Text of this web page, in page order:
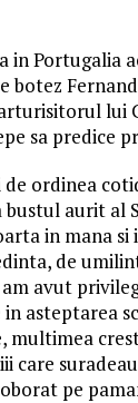
in Portugalia
botez
lui
sa predice
de ordinea
bustul aurit al
in mana
de
avut
asteptarea
multimea
care
pe